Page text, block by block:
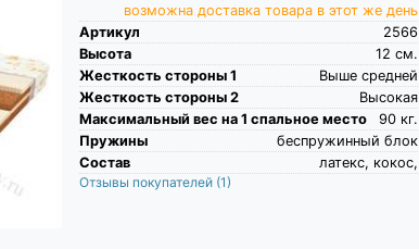
возможна доставка товара в этот же день
Артикул
2566
Высота
см.
12
Жесткость стороны 1
Выше средней
Жесткость стороны 2
Высокая
Максимальный вес на 1 спальное место
кг.
90
Пружины
беспружинный блок
Состав
латекс, кокос,
Отзывы покупателей (1)